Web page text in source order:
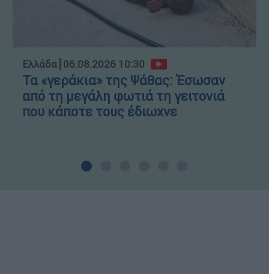
Ελλάδα┋06.08.2026 10:30
Τα «γεράκια» της Ψάθας: Έσωσαν
από τη μεγάλη φωτιά τη γειτονιά
που κάποτε τους έδιωχνε